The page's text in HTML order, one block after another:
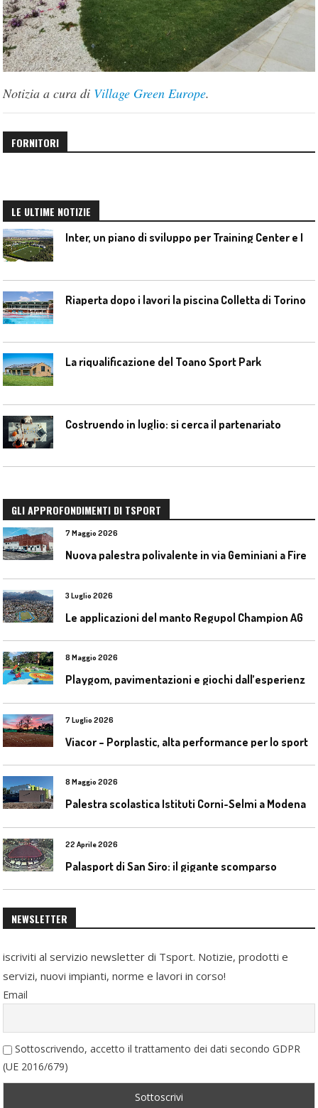
Notizia a cura di Village Green Europe.
FORNITORI
LE ULTIME NOTIZIE
Riaperta dopo i lavori la piscina Colletta di Torino
La riqualificazione del Toano Sport Park
Costruendo in luglio: si cerca il partenariato
GLI APPROFONDIMENTI DI TSPORT
7 Maggio 2026
3 Luglio 2026
8 Maggio 2026
7 Luglio 2026
Viacor – Porplastic, alta performance per lo sport
8 Maggio 2026
Palestra scolastica Istituti Corni-Selmi a Modena
22 Aprile 2026
Palasport di San Siro: il gigante scomparso
NEWSLETTER
iscriviti al servizio newsletter di Tsport. Notizie, prodotti e
servizi, nuovi impianti, norme e lavori in corso!
Email
Sottoscrivendo, accetto il trattamento dei dati secondo GDPR
(UE 2016/679)